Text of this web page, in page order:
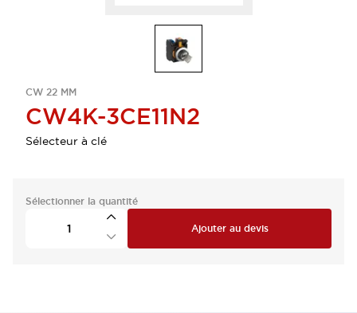
CW 22 MM
CW4K-3CE11N2
Sélecteur à clé
Sélectionner la quantité
Ajouter au devis